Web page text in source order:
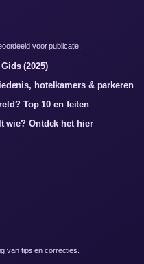
voor publicatie.
(2025)
hotelkamers & parkeren
Top 10 en feiten
wie? Ontdek het hier
van tips en correcties.